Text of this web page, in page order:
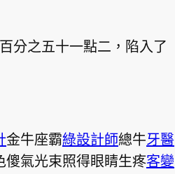
分之五十一點二，陷入了
金牛座霸綠設計師總牛牙醫
傻氣光束照得眼睛生疼客變